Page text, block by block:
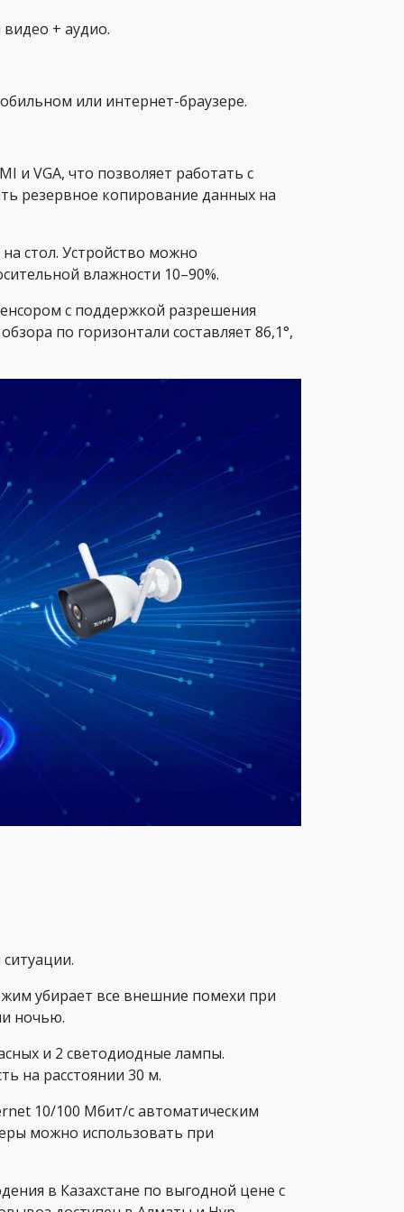
+ аудио.
или интернет-браузере.
и VGA, что позволяет работать с
резервное копирование данных на
стол. Устройство можно
влажности 10–90%.
с поддержкой разрешения
по горизонтали составляет 86,1°,
убирает все внешние помехи при
ночью.
и 2 светодиодные лампы.
на расстоянии 30 м.
10/100 Мбит/с автоматическим
можно использовать при
в Казахстане по выгодной цене с